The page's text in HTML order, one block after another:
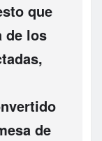
que
de los
de